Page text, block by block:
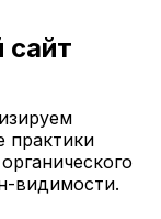
сайт
практики
видимости.